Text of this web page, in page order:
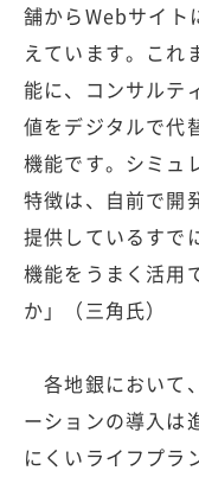
舗からWebサイト
えています。これ
能に、コンサルテ
値をデジタルで代
機能です。シミュ
特徴は、自前で開
提供しているすで
機能をうまく活用
か」（三角氏）
各地銀において
ーションの導入は
にくいライフプラ